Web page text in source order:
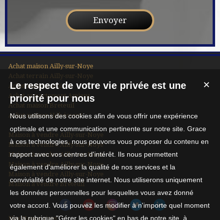
Achat maison Ailly-sur-Noye
Achat terrain Ailly-sur-Noye
Achat maison Amiens
Achat appartement Amiens
Achat maison Breteuil
Achat maison Hébécourt
Maison à vendre Ailly-sur-Noye
Maison à vendre Ailly-sur-Noye
Maison à vendre Ailly-sur-Noye
Maison à vendre Ailly-sur-Noye
Maison à vendre Ailly-sur-Noye
Maison à vendre Breteuil
Nos Honoraires
✕
Le respect de votre vie privée est une
priorité pour nous
Nous utilisons des cookies afin de vous offrir une expérience
optimale et une communication pertinente sur notre site. Grace
à ces technologies, nous pouvons vous proposer du contenu en
rapport avec vos centres d'intérêt. Ils nous permettent
également d'améliorer la qualité de nos services et la
convivialité de notre site internet. Nous utiliserons uniquement
les données personnelles pour lesquelles vous avez donné
votre accord. Vous pouvez les modifier à n'importe quel moment
via la rubrique "Gérer les cookies" en bas de notre site, à